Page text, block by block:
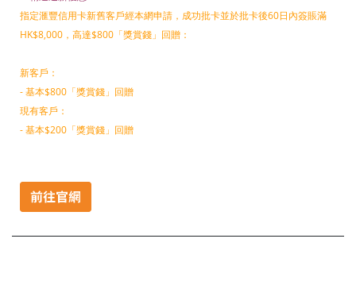
指定滙豐信用卡新舊客戶經本網申請，成功批卡並於批卡後60日內簽賬滿
HK$8,000，高達$800「獎賞錢」回贈：
新客戶：
- 基本$800「獎賞錢」回贈
現有客戶：
- 基本$200「獎賞錢」回贈